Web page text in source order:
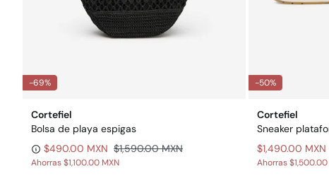
-69%
Cortefiel
Bolsa de playa espigas
$490.00 MXN $1,590.00 MXN
Ahorras$1,100.00 MXN
-50%
Cortefiel
Sneaker
$1,490.00 MXN
Ahorras$1,500.00